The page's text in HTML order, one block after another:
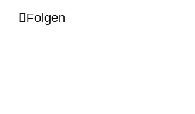
Folgen